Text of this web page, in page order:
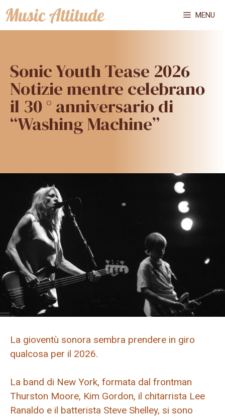
Vai
al
MENU
Sonic Youth Tease 2026
Notizie mentre celebrano
il 30 ° anniversario di
“Washing Machine”
La gioventù sonora sembra prendere in giro
qualcosa per il 2026.
La band di New York, formata dal frontman
Thurston Moore, Kim Gordon, il chitarrista Lee
Ranaldo e il batterista Steve Shelley, si sono